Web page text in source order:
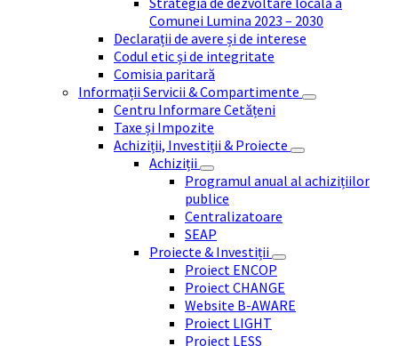
Comunei Lumina 2023 – 2030
Declarații de avere și de interese
Codul etic și de integritate
Comisia paritară
Informații Servicii & Compartimente
Centru Informare Cetățeni
Taxe și Impozite
Achiziții, Investiții & Proiecte
Achiziții
Programul anual al achizițiilor
publice
Centralizatoare
SEAP
Proiecte & Investiții
Proiect ENCOP
Proiect CHANGE
Website B-AWARE
Proiect LIGHT
Proiect LESS